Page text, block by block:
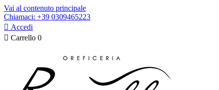
Vai al contenuto principale
Chiamaci: +39 0309465223
 Accedi
 Carrello 0